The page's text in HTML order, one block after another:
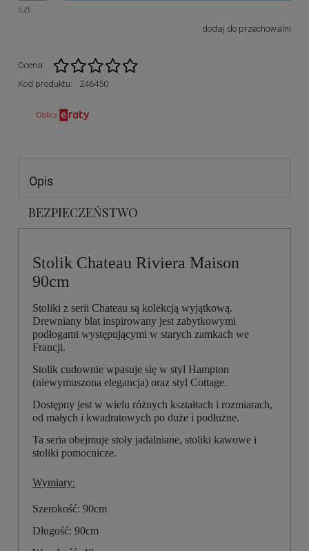
szt.
dodaj do przechowalni
Ocena:
Kod produktu:
246450
Opis
BEZPIECZEŃSTWO
Stolik Chateau Riviera Maison
90cm
Stoliki z serii Chateau są kolekcją wyjątkową.
Drewniany blat inspirowany jest zabytkowymi
podłogami występującymi w starych zamkach we
Francji.
Stolik cudownie wpasuje się w styl Hampton
(niewymuszona elegancja) oraz styl Cottage.
Dostępny jest w wielu różnych kształtach i rozmiarach,
od małych i kwadratowych po duże i podłużne.
Ta seria obejmuje stoły jadalniane, stoliki kawowe i
stoliki pomocnicze.
Wymiary:
Szerokość: 90cm
Długość: 90cm